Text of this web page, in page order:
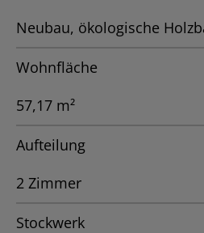
Neubau, ökologische
Wohnfläche
57,17 m²
Aufteilung
2 Zimmer
Stockwerk